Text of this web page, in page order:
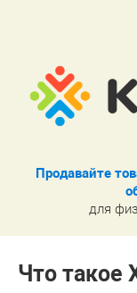
Продавайте
для
Что такое